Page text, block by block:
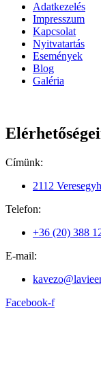
Adatkezelés
Impresszum
Kapcsolat
Nyitvatartás
Események
Blog
Galéria
Címünk:
2112
Telefon:
+36 (20) 388
E-mail:
Facebook-f